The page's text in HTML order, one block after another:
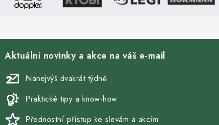
Aktuální novinky a akce na váš e-mail
Nanejvýš dvakrát týdně
Praktické tipy a know-how
Přednostní přístup ke slevám a akcím